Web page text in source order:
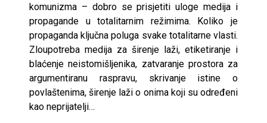
komunizma – dobro se prisjetiti uloge medija i
propagande u totalitarnim režimima. Koliko je
propaganda ključna poluga svake totalitarne vlasti.
Zloupotreba medija za širenje laži, etiketiranje i
blaćenje neistomišljenika, zatvaranje prostora za
argumentiranu raspravu, skrivanje istine o
povlaštenima, širenje laži o onima koji su određeni
kao neprijatelji…